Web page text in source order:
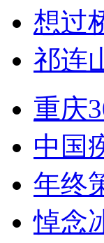
想过
祁连
重庆
中国
年终
悼念